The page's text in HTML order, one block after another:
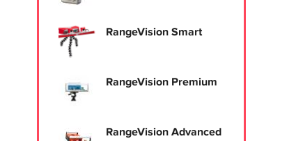
RangeVision Smart
RangeVision Premium
RangeVision Advanced